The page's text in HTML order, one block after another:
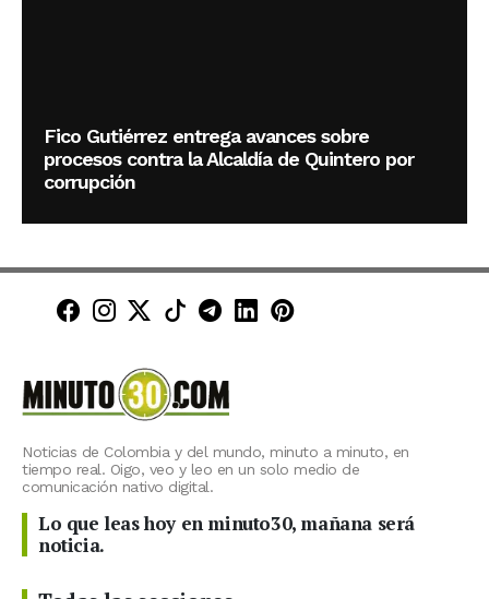
Fico Gutiérrez entrega avances sobre
procesos contra la Alcaldía de Quintero por
corrupción
Minuto30 en Facebook
Minuto30 en Instagram
Minuto30 en X (Twitter)
Minuto30 en TikTok
Canal de Minuto30 en
Minuto30 en LinkedIn
Minuto30 en
Noticias de Colombia y del mundo, minuto a minuto, en
tiempo real. Oigo, veo y leo en un solo medio de
comunicación nativo digital.
Lo que leas hoy en minuto30, mañana será
noticia.